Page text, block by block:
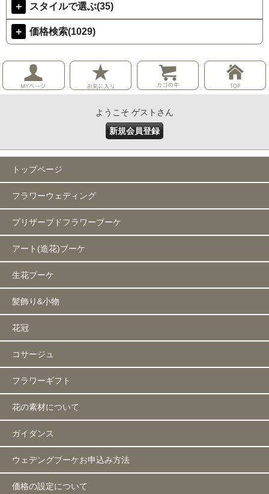
＋ スタイルで選ぶ(35)
＋ 価格検索(1029)
ようこそ ゲストさん
新規会員登録
トップページ
フラワーウェディング
プリザーブドフラワーブーケ
アート(造花)ブーケ
生花ブーケ
髪飾り&小物
花冠
コサージュ
フラワーギフト
花の素材について
ガイダンス
ウェデングブーケお申込み方法
価格の設定について